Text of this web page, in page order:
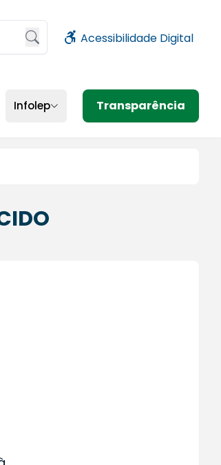
Acessibilidade Digital
Infolep Transparência